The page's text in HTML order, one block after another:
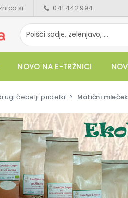
041 442 994
NOVO NA E-TRŽNICI
čebelji pridelki Matični mleček